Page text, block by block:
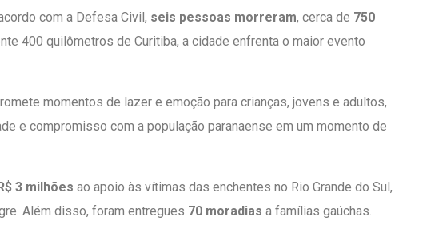
com a Defesa Civil, seis pessoas morreram, cerca de 750
400 quilômetros de Curitiba, a cidade enfrenta o maior evento
momentos de lazer e emoção para crianças, jovens e adultos,
e compromisso com a população paranaense em um momento de
3 milhões ao apoio às vítimas das enchentes no Rio Grande do Sul,
Além disso, foram entregues 70 moradias a famílias gaúchas.